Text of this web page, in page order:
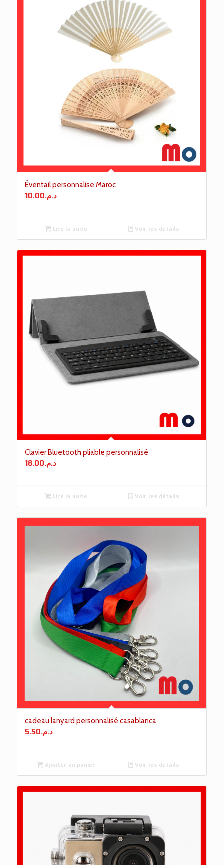
Éventail personnalise Maroc
د.م.10.00
Lire la suite Voir les détails
Clavier Bluetooth pliable personnalisé
د.م.18.00
Lire la suite Voir les détails
cadeau lanyard personnalisé casablanca
د.م.5.50
Ajouter au panier Voir les détails